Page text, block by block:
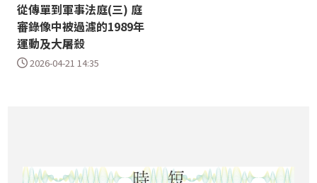
從傳單到軍事法庭(三) 庭
審錄像中被過濾的1989年
運動及大屠殺
2026-04-21 14:35